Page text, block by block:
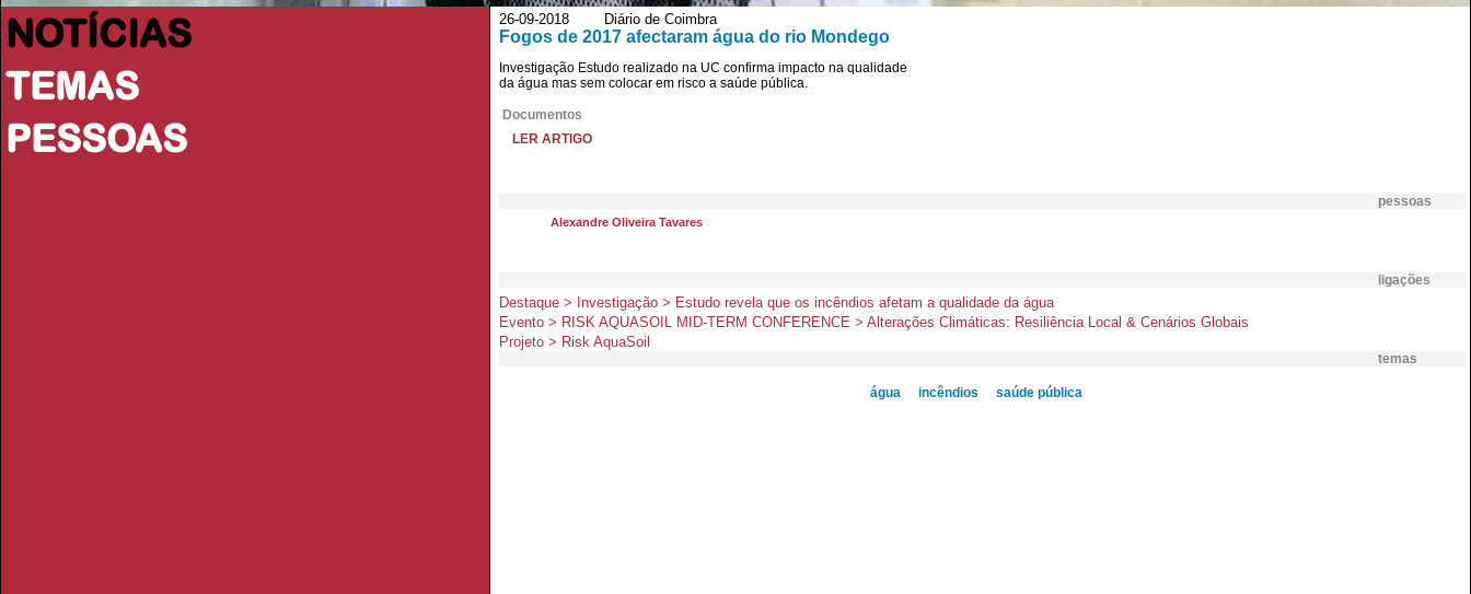
NOTÍCIAS
TEMAS
PESSOAS
26-09-2018 Diário de Coimbra
Fogos de 2017 afectaram água do rio Mondego
Investigação Estudo realizado na UC confirma impacto na qualidade
da água mas sem colocar em risco a saúde pública.
Documentos
LER ARTIGO
pessoas
Alexandre Oliveira Tavares
ligações
Destaque > Investigação > Estudo revela que os incêndios afetam a qualidade da água
Evento > RISK AQUASOIL MID-TERM CONFERENCE > Alterações Climáticas: Resiliência Local & Cenários Globais
Projeto > Risk AquaSoil
temas
água incêndios saúde pública